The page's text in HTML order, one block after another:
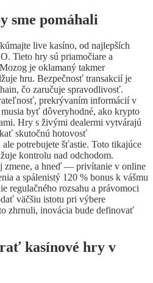
sme pomáhali
live kasíno, od najlepších
Tieto hry sú priamočiare a
je oklamaný takmer
hru. Bezpečnosť transakcií je
čo zaručuje spravodlivosť.
prekrývaním informácií v
byť dôveryhodné, ako krypto
Hry s živými dealermi vytvárajú
skutočnú hotovosť
potrebujete šťastie. Toto tikajúce
kontrolu nad odchodom.
zmene, a hneď — privítanie v online
a spálenistý 120 % bonus k vášmu
regulačného rozsahu a právomoci
väčšiu istotu pri výbere
zhrnuli, inovácia bude definovať
kasínové hry v